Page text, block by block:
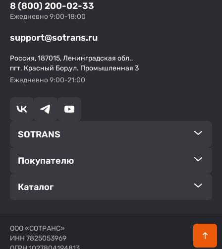
8 (800) 200-02-33
Ежедневно 9:00-18:00
support@sotrans.ru
Россия, 187015, Ленинградская обл.,
пгт. Красный Бор,ул. Промышленная 3
Ежедневно 9:00-21:00
SOTRANS
Покупателю
Каталог
ООО «СОТРАНС»
ИНН 7825053969